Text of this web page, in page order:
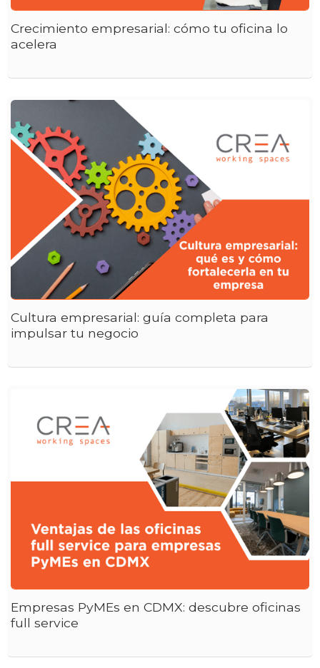
Crecimiento empresarial: cómo tu oficina lo
acelera
Cultura empresarial: guía completa para
impulsar tu negocio
Empresas PyMEs en CDMX: descubre oficinas
full service